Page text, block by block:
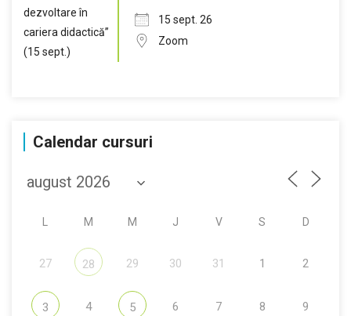
15 sept. 26
Zoom
Calendar cursuri
M M J V S D
27 28 29 30 31 1 2
3 4 5 6 7 8 9